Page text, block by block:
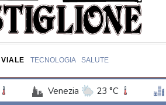
VIALE TECNOLOGIA SALUTE
Venezia 23 °C